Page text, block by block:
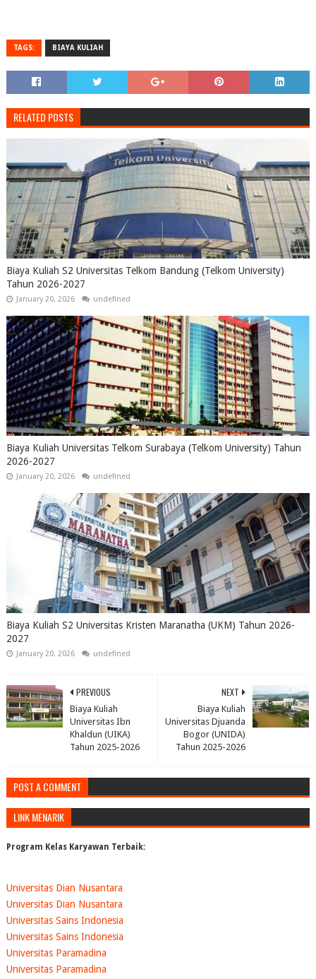
TAGS: BIAYA KULIAH
RELATED POSTS
Biaya Kuliah S2 Universitas Telkom Bandung (Telkom University)
Tahun 2026-2027
January 20, 2026 undefined
Biaya Kuliah Universitas Telkom Surabaya (Telkom University) Tahun
2026-2027
January 20, 2026 undefined
Biaya Kuliah S2 Universitas Kristen Maranatha (UKM) Tahun 2026-
2027
January 20, 2026 undefined
NEXT
Biaya Kuliah
Universitas Djuanda
Bogor (UNIDA)
Tahun 2025-2026
PREVIOUS
Biaya Kuliah
Universitas Ibn
Khaldun (UIKA)
Tahun 2025-2026
POST A COMMENT
LINK MENARIK
Program Kelas Karyawan Terbaik:
Universitas Dian Nusantara
Universitas Dian Nusantara
Universitas Sains Indonesia
Universitas Sains Indonesia
Universitas Paramadina
Universitas Paramadina